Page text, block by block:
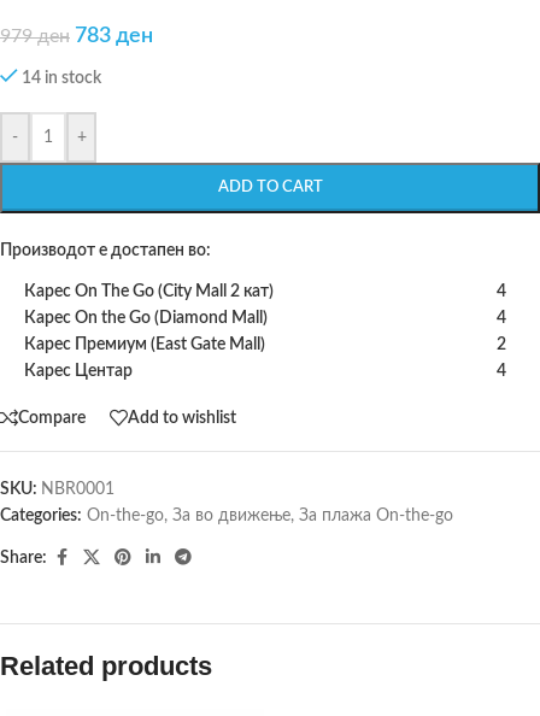
979ден 783 ден
14 in stock
- +
ADD TO CART
Производот е достапен во:
Карес On The Go (City Mall 2 кат)
4
Карес On the Go (Diamond Mall)
4
Карес Премиум (East Gate Mall)
2
Карес Центар
4
Compare Add to wishlist
SKU: NBR0001
Categories: On-the-go, За во движење, За плажа On-the-go
Share:
Related products